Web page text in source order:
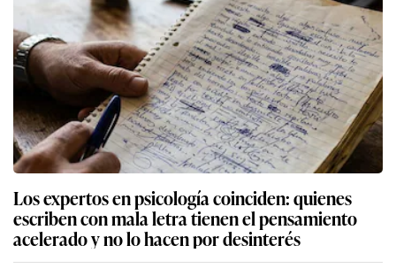
Los expertos en psicología coinciden: quienes
escriben con mala letra tienen el pensamiento
acelerado y no lo hacen por desinterés